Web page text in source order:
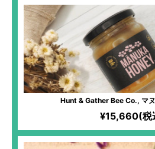
Hunt & Gather Bee Co., マ
¥15,660(税